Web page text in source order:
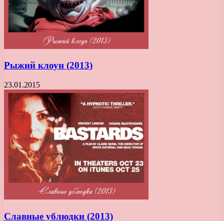
Рыжий клоун (2013)
23.01.2015
Славные ублюдки (2013)